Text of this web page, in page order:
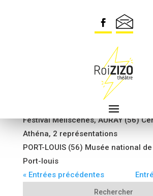
Tournée CCAS 6 représentations
départements 63, 34, 43, 66
Printemps des Poètes, MELGVEN
Festival Méliscènes, LA TRINITÉ-
Première en France, 1
Festival Méliscènes, AURAY (56)
Athéna, 2 représentations
PORT-LOUIS (56) Musée national
Port-louis
« Entrées précédentes